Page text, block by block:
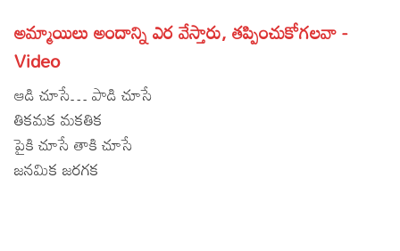
Hinduism
Lyrics in Hindi – Devotional Songs
Lyrics in Hindi – Movie Songs
Tamil
Lyrics in Tamil – Devotional Songs
Lyrics in Tamil – Movie Songs
Kannada
Lyrics in Kannada – Movie Songs
అమ్మాయిలు అందాన్ని ఎర వేస్తారు, తప్పించుకోగలవా -
Video
ఆడి చూసే… పాడి చూసే
తికమక మకతిక
పైకి చూసే తాకి చూసే
జనమిక జరగక